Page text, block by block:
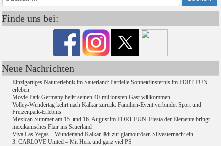
Finde uns bei:
Neue Nachrichten
Einzigartiges Naturerlebnis im Sauerland: Partielle Sonnenfinsternis im FORT FUN
erleben
Movie Park Germany heißt seinen 40-millionsten Gast willkommen
Volley-Wundertag kehrt nach Kalkar zurück: Familien-Event verbindet Sport und
Freizeitpark-Erlebnis
Mexican Summer am 15. und 16. August im FORT FUN: Fiesta der Elemente bringt
mexikanisches Flair ins Sauerland
Viva Las Vegas – Wunderland Kalkar lädt zur glamourösen Silvesternacht ein
3. CARLOVE United – Mit Herz und ganz viel PS